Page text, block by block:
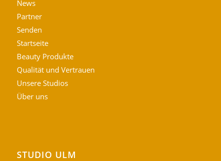
News
Partner
Senden
Startseite
Beauty Produkte
Qualität und Vertrauen
Unsere Studios
Über uns
STUDIO ULM